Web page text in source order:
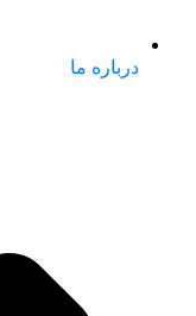
درباره ما